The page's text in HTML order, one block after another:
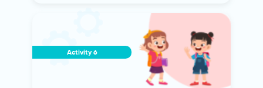
Activity 6